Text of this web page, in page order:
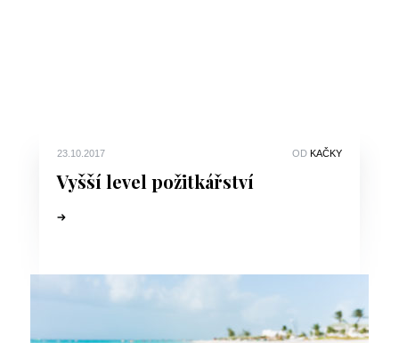
23.10.2017 OD KAČKY
Vyšší level požitkářství